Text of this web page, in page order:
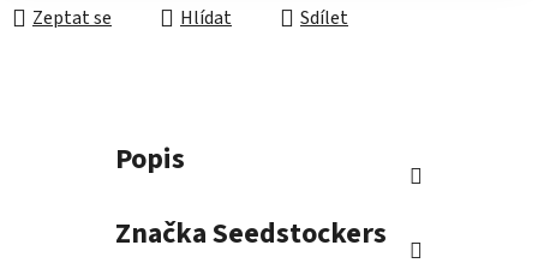
Zeptat se Hlídat Sdílet
Popis
ZnačkaSeedstockers